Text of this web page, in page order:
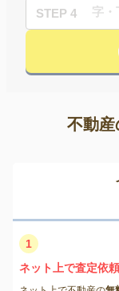
STEP 4
不動産
1
ネット上で査定依頼